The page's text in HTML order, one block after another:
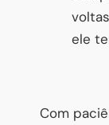
ele
Com